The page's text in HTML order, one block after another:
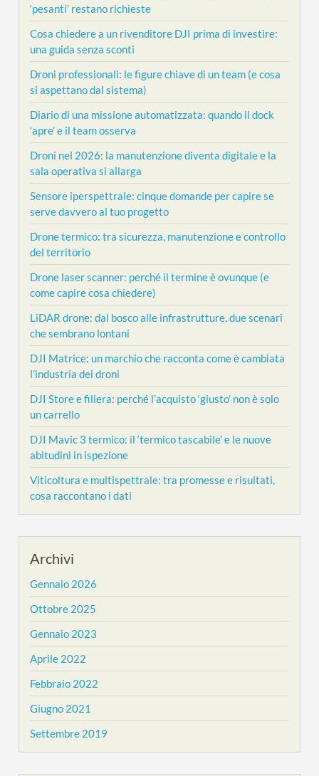
‘pesanti’ restano richieste
Cosa chiedere a un rivenditore DJI prima di investire:
una guida senza sconti
Droni professionali: le figure chiave di un team (e cosa
si aspettano dal sistema)
Diario di una missione automatizzata: quando il dock
‘apre’ e il team osserva
Droni nel 2026: la manutenzione diventa digitale e la
sala operativa si allarga
Sensore iperspettrale: cinque domande per capire se
serve davvero al tuo progetto
Drone termico: tra sicurezza, manutenzione e controllo
del territorio
Drone laser scanner: perché il termine è ovunque (e
come capire cosa chiedere)
LiDAR drone: dal bosco alle infrastrutture, due scenari
che sembrano lontani
DJI Matrice: un marchio che racconta come è cambiata
l’industria dei droni
DJI Store e filiera: perché l’acquisto ‘giusto’ non è solo
un carrello
DJI Mavic 3 termico: il ‘termico tascabile’ e le nuove
abitudini in ispezione
Viticoltura e multispettrale: tra promesse e risultati,
cosa raccontano i dati
Archivi
Gennaio 2026
Ottobre 2025
Gennaio 2023
Aprile 2022
Febbraio 2022
Giugno 2021
Settembre 2019